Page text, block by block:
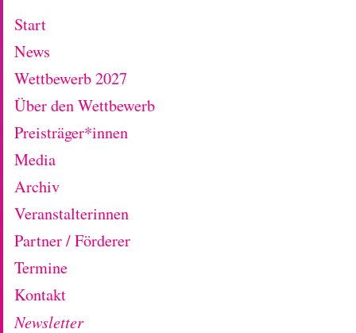
Start
News
Wettbewerb 2027
Über den Wettbewerb
Preisträger*innen
Media
Archiv
Veranstalterinnen
Partner / Förderer
Termine
Kontakt
Newsletter